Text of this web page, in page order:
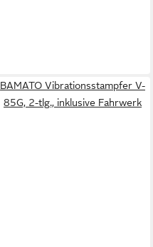
BAMATO Vibrationsstampfer V-
85G, 2-tlg., inklusive Fahrwerk